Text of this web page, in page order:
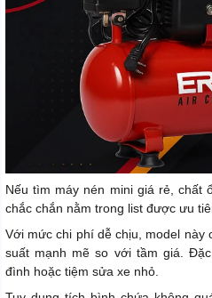
Nếu tìm máy nén mini giá rẻ, chất
chắc chắn nằm trong list được ưu
Với mức chi phí dễ chịu, model này
suất mạnh mẽ so với tầm giá.
đình hoặc tiệm sửa xe nhỏ.